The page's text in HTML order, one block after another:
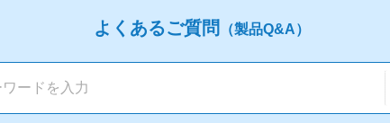
よくあるご質問 （製品Q&A）